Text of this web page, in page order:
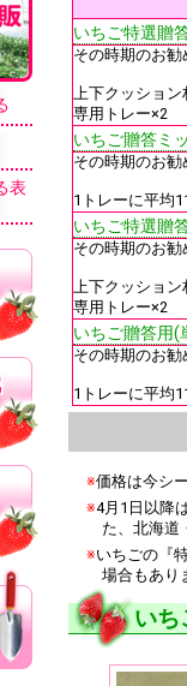
いちご特選贈
その時期のお勧
上下クッション
専用トレー×2
いちご贈答ミ
その時期のお勧
1トレーに平均
いちご特選贈
その時期のお勧
上下クッション
専用トレー×2
いちご贈答用(
その時期のお勧
1トレーに平均
※価格は今シ
※4月1日以降
た、北海道
※いちごの『
場合もあり
いち
表